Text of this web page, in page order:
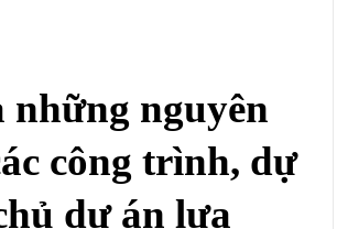
những nguyên
công trình, dự
dự án lựa